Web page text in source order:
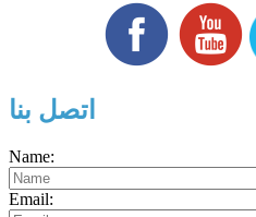
اتصل بنا
Name:
Email: